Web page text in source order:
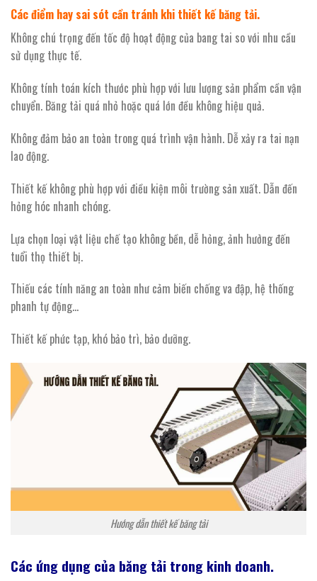
Các điểm hay sai sót cần tránh khi thiết kế băng tải.
Không chú trọng đến tốc độ hoạt động của bang tai so với nhu cầu
sử dụng thực tế.
Không tính toán kích thước phù hợp với lưu lượng sản phẩm cần vận
chuyển. Băng tải quá nhỏ hoặc quá lớn đều không hiệu quả.
Không đảm bảo an toàn trong quá trình vận hành. Dễ xảy ra tai nạn
lao động.
Thiết kế không phù hợp với điều kiện môi trường sản xuất. Dẫn đến
hỏng hóc nhanh chóng.
Lựa chọn loại vật liệu chế tạo không bền, dễ hỏng, ảnh hưởng đến
tuổi thọ thiết bị.
Thiếu các tính năng an toàn như cảm biến chống va đập, hệ thống
phanh tự động…
Thiết kế phức tạp, khó bảo trì, bảo dưỡng.
Hướng dẫn thiết kế băng tải
Các ứng dụng của băng tải trong kinh doanh.